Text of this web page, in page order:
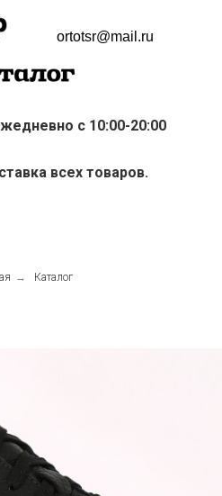
ortotsr@mail.ru
с 10:00-20:00
всех товаров.
→ Каталог